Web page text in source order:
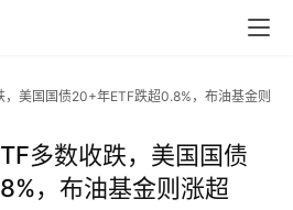
美国国债20+年ETF跌超0.8%，布油基金则
多数收跌，美国国债
，布油基金则涨超